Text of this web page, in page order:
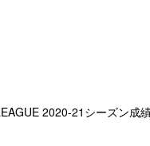
2020-21シーズン成